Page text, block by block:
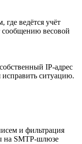
ведётся учёт
сообщению весовой
IP-адрес
ситуацию.
и фильтрация
на SMTP-шлюзе